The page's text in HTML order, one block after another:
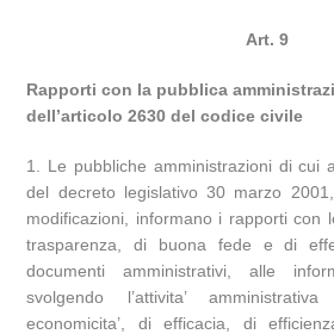
Art. 9
Rapporti con la pubblica
dell’articolo 2630 del codice civile
1. Le pubbliche amministrazioni di cui
del decreto legislativo 30 marzo
modificazioni, informano i rapporti con
trasparenza, di buona fede e di
documenti amministrativi, alle
svolgendo l’attivita’
economicita’, di efficacia, di